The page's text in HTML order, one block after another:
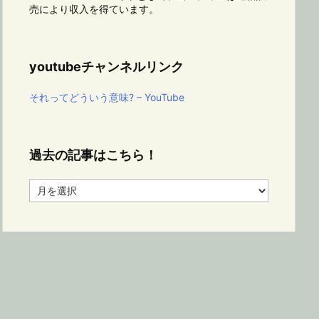
売により収入を得ています。
youtubeチャンネルリンク
それってどういう意味? – YouTube
過去の記事はこちら！
去